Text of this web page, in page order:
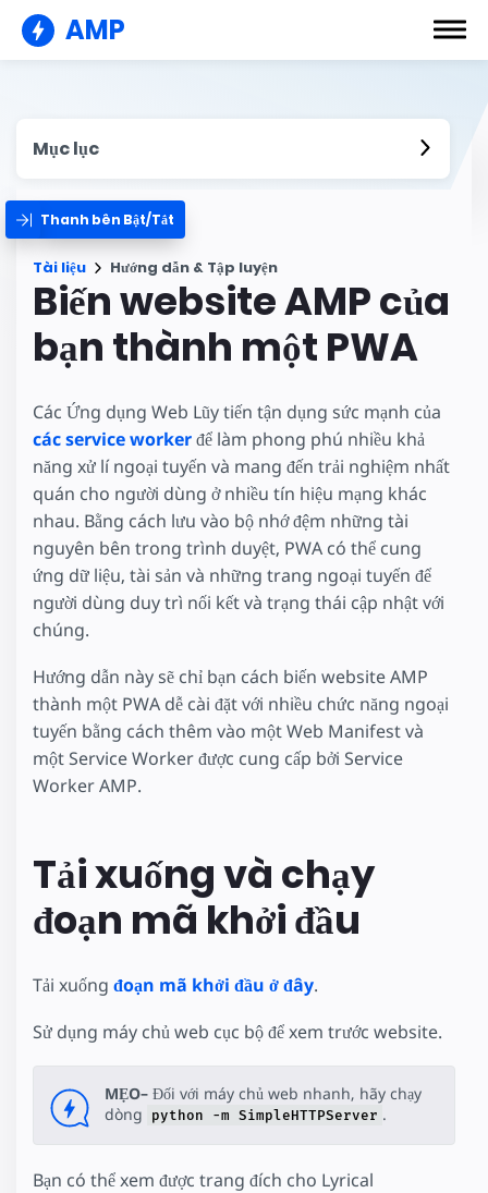
AMP
Mục lục
Thanh bên Bật/Tắt
Tài liệu Hướng dẫn & Tập luyện
Biến website AMP của
bạn thành một PWA
Các Ứng dụng Web Lũy tiến tận dụng sức mạnh của
các service workerđể làm phong phú nhiều khả
năng xử lí ngoại tuyến và mang đến trải nghiệm nhất
quán cho người dùng ở nhiều tín hiệu mạng khác
nhau. Bằng cách lưu vào bộ nhớ đệm những tài
nguyên bên trong trình duyệt, PWA có thể cung
ứng dữ liệu, tài sản và những trang ngoại tuyến để
người dùng duy trì nối kết và trạng thái cập nhật với
chúng.
Hướng dẫn này sẽ chỉ bạn cách biến website AMP
thành một PWA dễ cài đặt với nhiều chức năng ngoại
tuyến bằng cách thêm vào một Web Manifest và
một Service Worker được cung cấp bởi Service
Worker AMP.
Tải xuống và chạy
đoạn mã khởi đầu
Tải xuống đoạn mã khởi đầu ở đây.
Sử dụng máy chủ web cục bộ để xem trước website.
MẸO– Đối với máy chủ web nhanh, hãy chạy
dòng
python -m SimpleHTTPServer .
Bạn có thể xem được trang đích cho Lyrical